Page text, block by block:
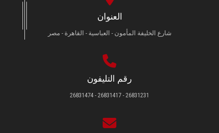
العنوان
شارع الخليفة المأمون - العباسية - القاهرة - مصر
رقم التليفون
26831231 - 26831417 - 26831474